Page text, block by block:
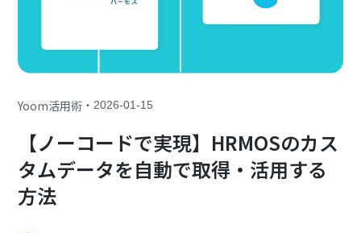
Yoom活用術 ・2026-01-15
【ノーコードで実現】HRMOSのカス
タムデータを自動で取得・活用する
方法